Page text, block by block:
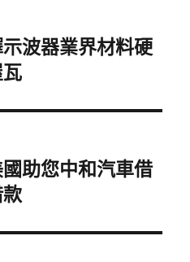
波器業界材料硬
助您中和汽車借